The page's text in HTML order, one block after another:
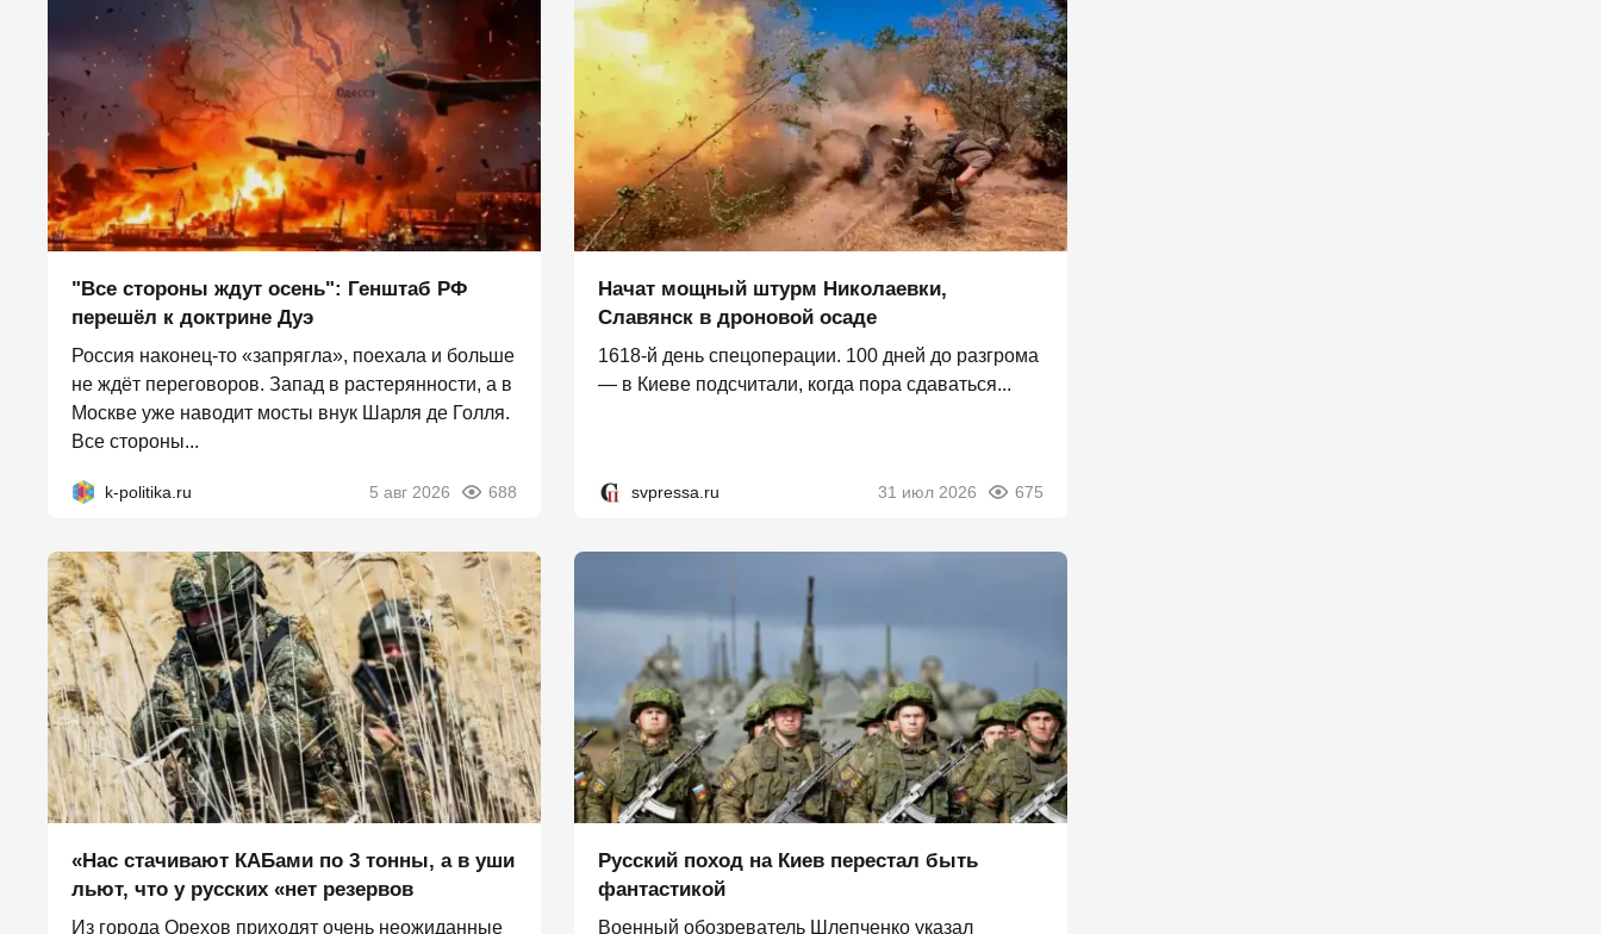
"Все стороны ждут осень": Генштаб РФ
перешёл к доктрине Дуэ
Россия наконец-то «запрягла», поехала и больше
не ждёт переговоров. Запад в растерянности, а в
Москве уже наводит мосты внук Шарля де Голля.
Все стороны...
k-politika.ru 5 авг 2026 688
Начат мощный штурм Николаевки,
Славянск в дроновой осаде
1618-й день спецоперации. 100 дней до разгрома
— в Киеве подсчитали, когда пора сдаваться...
svpressa.ru 31 июл 2026 675
«Нас стачивают КАБами по 3 тонны, а в уши
льют, что у русских «нет резервов
Из города Орехов приходят очень неожиданные
Русский поход на Киев перестал быть
фантастикой
Военный обозреватель Шлепченко указал